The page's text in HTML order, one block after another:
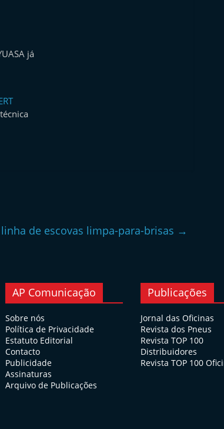
já
de escovas limpa-para-brisas →
AP Comunicação
Sobre nós
Política de Privacidade
Estatuto Editorial
Contacto
Publicidade
Assinaturas
Arquivo de Publicações
Publicações
Jornal das Oficinas
Revista dos Pneus
Revista TOP 100
Distribuidores
Revista TOP 100